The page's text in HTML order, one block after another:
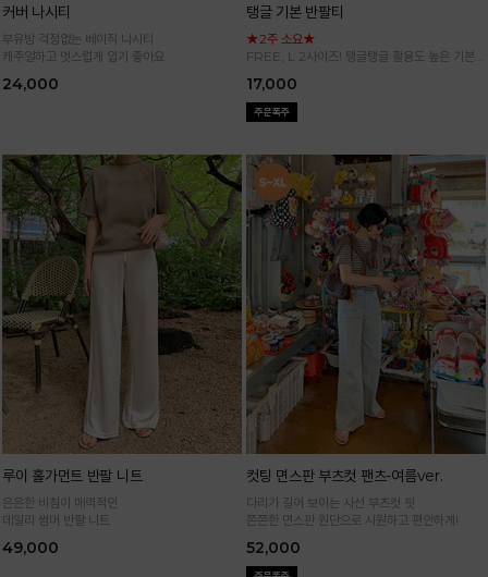
커버 나시티
부유방 걱정없는 베이직 나시티
캐주얼하고 멋스럽게 입기 좋아요
24,000
탱글 기본 반팔티
★2주 소요★
FREE, L 2사이즈! 탱글탱글 활용도 높은 기본
17,000
루이 홀가먼트 반팔 니트
은은한 비침이 매력적인
데일리 썸머 반팔 니트
49,000
컷팅 면스판 부츠컷 팬츠-여름ver.
다리가 길어 보이는 사선 부츠컷 핏
쫀쫀한 면스판 원단으로 시원하고 편안하게!
52,000